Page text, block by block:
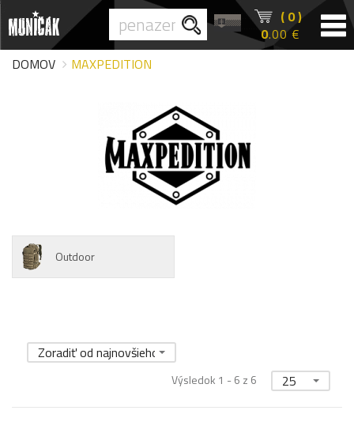
( 0 )
0.00 €
DOMOV
MAXPEDITION
Outdoor
Zoradiť od najnovšieho
Výsledok 1 - 6 z 6 25